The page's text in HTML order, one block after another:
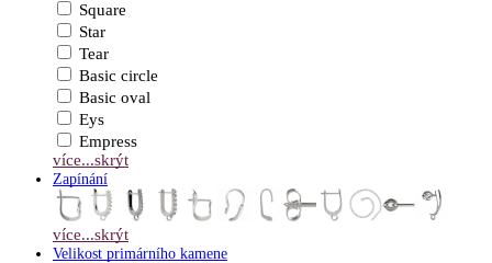
Square
Star
Tear
Basic circle
Basic oval
Eys
Empress
více...skrýt
Zapínání
více...skrýt
Velikost primárního kamene